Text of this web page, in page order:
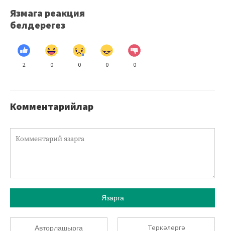
Язмага реакция
белдерегез
2 0 0 0 0
Комментарийлар
Язарга
Авторлашырга Теркәлергә